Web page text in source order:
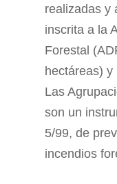
realizadas y
inscrita a la
Forestal
hectáreas)
Las
son un
5/99, de
incendios